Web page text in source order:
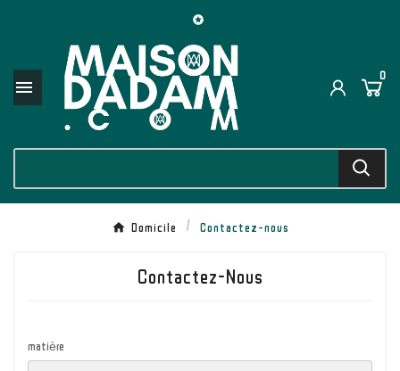


0
Domicile Contactez-nous
Contactez-Nous
matière